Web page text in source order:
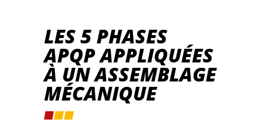
LES 5 PHASES
APQP APPLIQUÉES
À UN ASSEMBLAGE
MÉCANIQUE